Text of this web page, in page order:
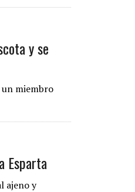
y se
miembro
Esparta
ajeno y